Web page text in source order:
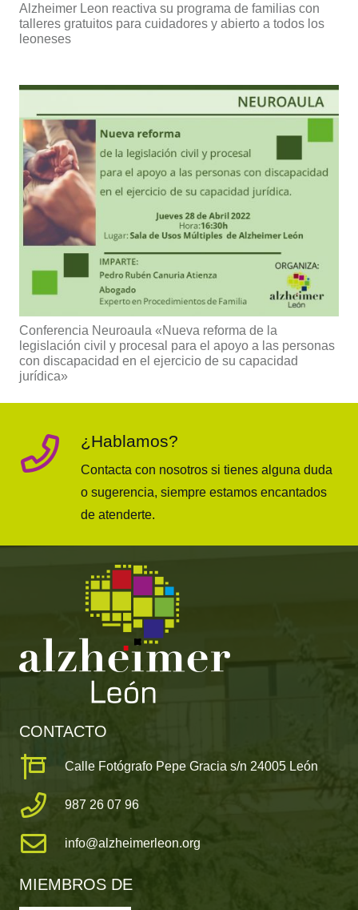
Alzheimer Leon reactiva su programa de familias con
talleres gratuitos para cuidadores y abierto a todos los
leoneses
Conferencia Neuroaula «Nueva reforma de la
legislación civil y procesal para el apoyo a las personas
con discapacidad en el ejercicio de su capacidad
jurídica»
¿Hablamos?
Contacta con nosotros si tienes alguna duda
o sugerencia, siempre estamos encantados
de atenderte.
CONTACTO
Calle Fotógrafo Pepe Gracia s/n 24005 León
987 26 07 96
info@alzheimerleon.org
MIEMBROS DE